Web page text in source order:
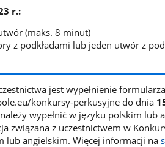
r.:
(maks. 8 minut)
z podkładami lub jeden utwór z
jest wypełnienie
konkursy-perkusyjne do dnia
wypełnić w języku polskim lub
związana z uczestnictwem w
lub angielskim. Więcej informacji na